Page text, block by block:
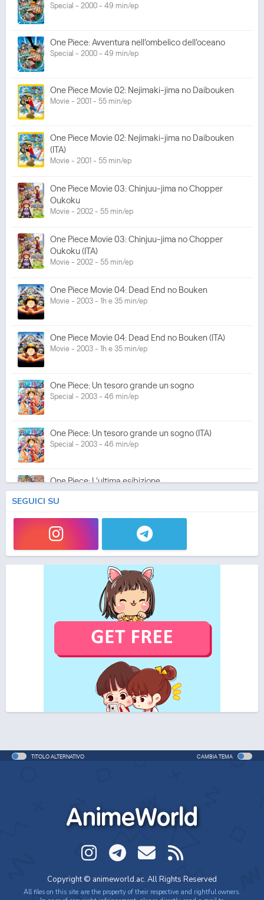
Special - 2000 - 49 min/ep
One Piece: Avventura nell'ombelico dell'oceano
Special - 2000 - 49 min/ep
One Piece Movie 02: Nejimaki-jima no Daibouken
Movie - 2001 - 55 min/ep
One Piece Movie 02: Nejimaki-jima no Daibouken
(ITA)
Movie - 2001 - 55 min/ep
One Piece Movie 03: Chinjuu-jima no Chopper
Oukoku
Movie - 2002 - 55 min/ep
One Piece Movie 03: Chinjuu-jima no Chopper
Oukoku (ITA)
Movie - 2002 - 55 min/ep
One Piece Movie 04: Dead End no Bouken
Movie - 2003 - 1h e 35 min/ep
One Piece Movie 04: Dead End no Bouken (ITA)
Movie - 2003 - 1h e 35 min/ep
One Piece: Un tesoro grande un sogno
Special - 2003 - 46 min/ep
One Piece: Un tesoro grande un sogno (ITA)
Special - 2003 - 46 min/ep
One Piece: L'ultima esibizione
Special - 2003 - 45 min/ep
One Piece: L'ultima esibizione (ITA)
Special - 2003 - 45 min/ep
One Piece Movie 05: Norowareta Seiken
Movie - 2004 - 1h e 35 min/ep
One Piece Movie 05: Norowareta Seiken (ITA)
Movie - 2004 - 1h e 35 min/ep
One Piece Movie 06: Omatsuri Danshaku to Himitsu
no Shima (ITA)
Movie - 2005 - 1h e 31 min/ep
One Piece: Le avventure del detective Cappello di
Special - 2005 - 42 min/ep
One Piece Movie 07: Karakuri-jou no Mecha Kyohei
Movie - 2006 - 1h e 34 min/ep
SEGUICI SU
TITOLO ALTERNATIVO CAMBIA TEMA
AnimeWorld
Copyright © animeworld.ac. All Rights Reserved
All files on this site are the property of their respective and rightful owners.